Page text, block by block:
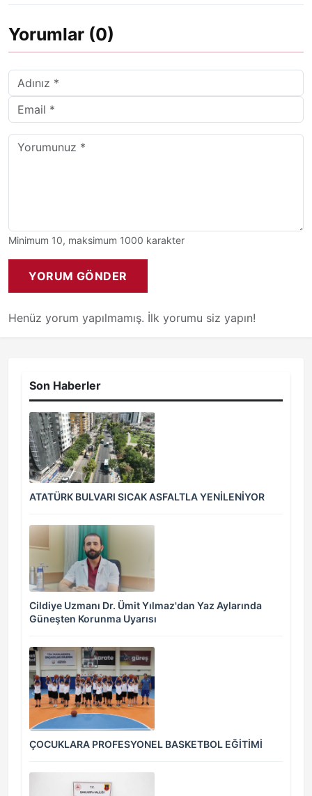
Yorumlar (0)
Minimum 10, maksimum 1000 karakter
YORUM GÖNDER
Henüz yorum yapılmamış. İlk yorumu siz yapın!
Son Haberler
ATATÜRK BULVARI SICAK ASFALTLA YENİLENİYOR
Cildiye Uzmanı Dr. Ümit Yılmaz'dan Yaz Aylarında
Güneşten Korunma Uyarısı
ÇOCUKLARA PROFESYONEL BASKETBOL EĞİTİMİ